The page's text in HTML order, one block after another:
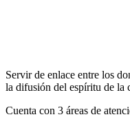
Servir de enlace entre los
la difusión del espíritu de la
Cuenta con 3 áreas de